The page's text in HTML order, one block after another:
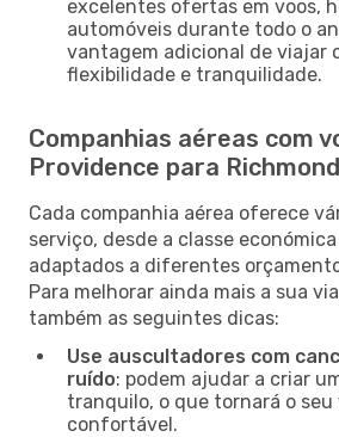
excelentes ofertas em voos,
automóveis durante todo o
vantagem adicional de viajar
flexibilidade e tranquilidade.
Companhias aéreas com
Providence para
Cada companhia aérea oferece
serviço, desde a classe
adaptados a diferentes
Para melhorar ainda mais a sua
também as seguintes dicas:
Use auscultadores com
ruído: podem ajudar a criar
tranquilo, o que tornará o seu
confortável.